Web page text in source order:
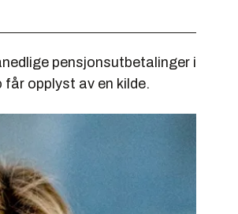
pensjonsutbetalinger i
opplyst av en kilde.